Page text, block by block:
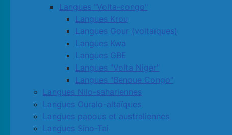
Langues "Volta-congo"
Langues Krou
Langues Gour (voltaïques)
Langues Kwa
Langues GBE
Langues "Volta Niger"
Langues "Benoue Congo"
Langues Nilo-sahariennes
Langues Ouralo-altaïques
Langues papous et australiennes
Langues Sino-Tai